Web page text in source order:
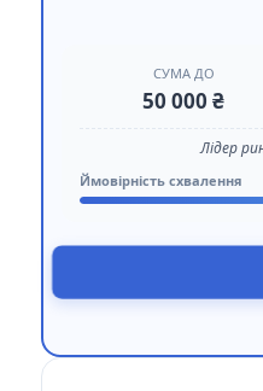
СУМА ДО
50 000 ₴
Лідер
Ймовірність схвалення